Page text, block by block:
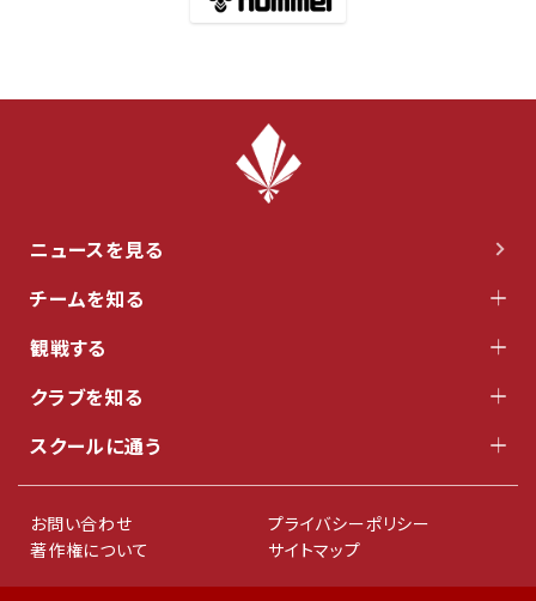
ニュースを見る
チームを知る
観戦する
クラブを知る
スクールに通う
お問い合わせ
プライバシーポリシー
著作権について
サイトマップ